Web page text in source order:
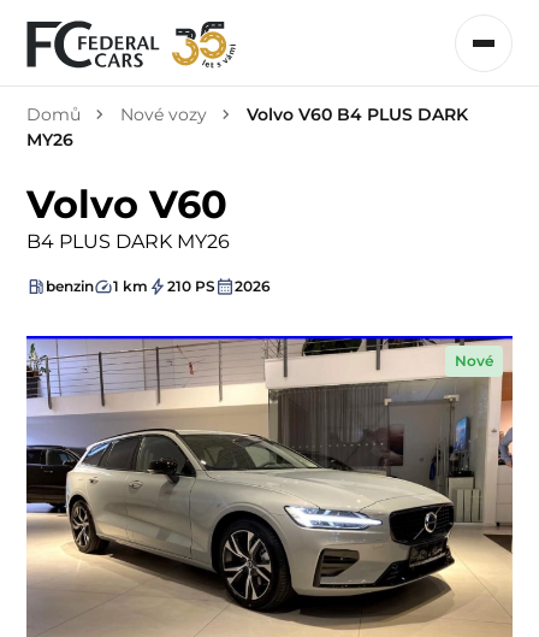
Domů Nové vozy
Volvo V60 B4 PLUS DARK
MY26
Volvo V60
B4 PLUS DARK MY26
benzin 1 km 210 PS 2026
Nové